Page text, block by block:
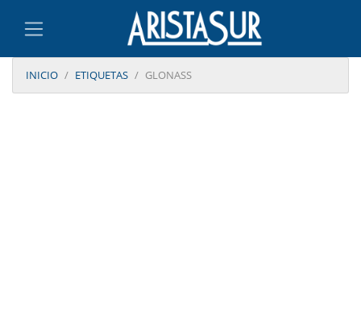
INICIO ETIQUETAS GLONASS